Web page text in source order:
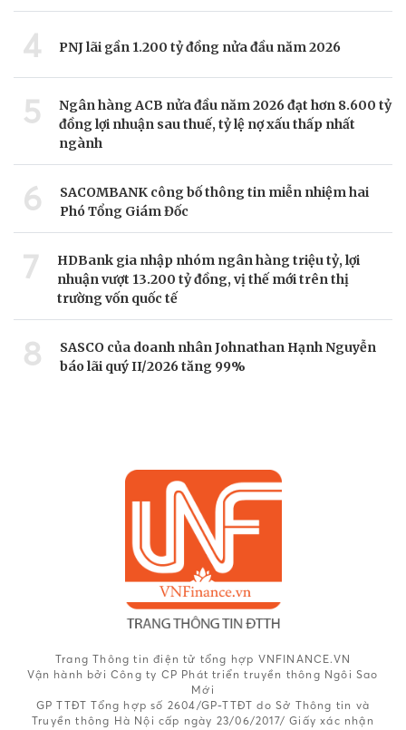
4 PNJ lãi gần 1.200 tỷ đồng nửa đầu năm 2026
5
Ngân hàng ACB nửa đầu năm 2026 đạt hơn 8.600 tỷ
đồng lợi nhuận sau thuế, tỷ lệ nợ xấu thấp nhất
ngành
6
SACOMBANK công bố thông tin miễn nhiệm hai
Phó Tổng Giám Đốc
7
HDBank gia nhập nhóm ngân hàng triệu tỷ, lợi
nhuận vượt 13.200 tỷ đồng, vị thế mới trên thị
trường vốn quốc tế
8
SASCO của doanh nhân Johnathan Hạnh Nguyễn
báo lãi quý II/2026 tăng 99%
Trang Thông tin điện tử tổng hợp VNFINANCE.VN
Vận hành bởi Công ty CP Phát triển truyền thông Ngôi Sao
Mới
GP TTĐT Tổng hợp số 2604/GP-TTĐT do Sở Thông tin và
Truyền thông Hà Nội cấp ngày 23/06/2017/ Giấy xác nhận